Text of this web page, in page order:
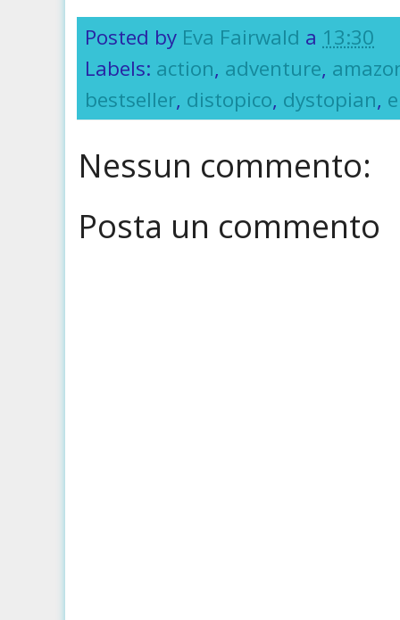
Posted by Eva Fairwald a 13:30
Labels: action, adventure,
bestseller, distopico, dystopian,
Nessun commento:
Posta un commento